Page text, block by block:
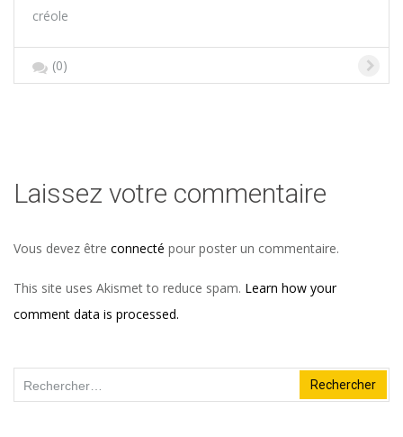
créole
(0)
Laissez votre commentaire
Vous devez être connecté pour poster un commentaire.
This site uses Akismet to reduce spam. Learn how your
comment data is processed.
Rechercher :